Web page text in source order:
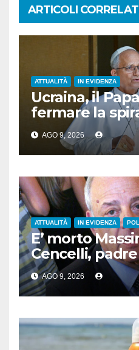
ARTICOLI
ATTUALITÀ IN EVIDENZA
Ucraina, il
fermare la
violenza”
AGO 9, 2026
ATTUALITÀ IN EVIDENZA
E’ morto
Cencelli,
“manuale”
AGO 9, 2026